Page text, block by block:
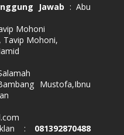
Jawab : Abu
Mohoni
Tavip Mohoni,
Mustofa,Ibnu
: 081392870488